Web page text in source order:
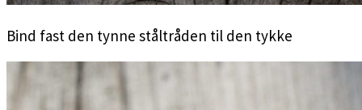
Bind fast den tynne ståltråden til den tykke